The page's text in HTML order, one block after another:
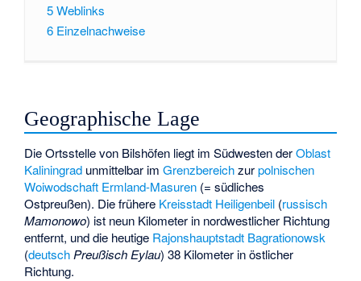
5Weblinks
6 Einzelnachweise
Geographische Lage
Die Ortsstelle von Bilshöfen liegt im Südwesten derOblast
Kaliningrad unmittelbar imGrenzbereichzurpolnischen
Woiwodschaft Ermland-Masuren (= südliches
Ostpreußen). Die frühere Kreisstadt Heiligenbeil (russisch
Mamonowo) ist neun Kilometer in nordwestlicher Richtung
entfernt, und die heutige Rajonshauptstadt Bagrationowsk
(deutsch Preußisch Eylau) 38 Kilometer in östlicher
Richtung.